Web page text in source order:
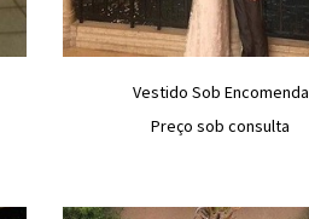
Vestido Sob Encomenda
Preço sob consulta